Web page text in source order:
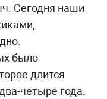
Сегодня наши
было
длится
четыре года.